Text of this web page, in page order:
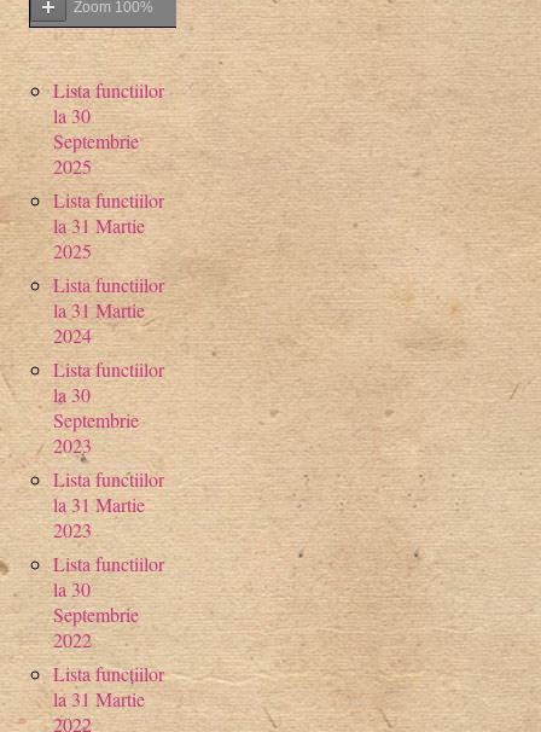
Zoom 100%
Lista functiilor
la 30
Septembrie
2025
Lista functiilor
la 31 Martie
2025
Lista functiilor
la 31 Martie
2024
Lista functiilor
la 30
Septembrie
2023
Lista functiilor
la 31 Martie
2023
Lista functiilor
la 30
Septembrie
2022
Lista funcțiilor
la 31 Martie
2022